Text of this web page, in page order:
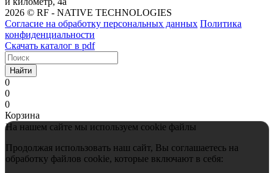
2026 © RF - NATIVE TECHNOLOGIES
Согласие на обработку персональных данных Политика
конфиденциальности
Скачать каталог в pdf
Найти
0
0
0
Корзина
На нашем сайте мы используем cookie файлы
Продолжая использовать наш сайт, Вы соглашаетесь на
обработку файлов cookie, которые включают в себя: